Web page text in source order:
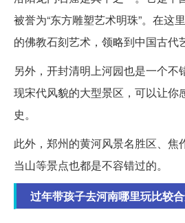
被誉为“东方雕塑艺术明珠”。在这
的佛教石刻艺术，领略到中国古代
另外，开封清明上河园也是一个不
现宋代风貌的大型景区，可以让你
史。
此外，郑州的黄河风景名胜区、焦
当山等景点也都是不容错过的。
过年带孩子去河南哪里玩比较